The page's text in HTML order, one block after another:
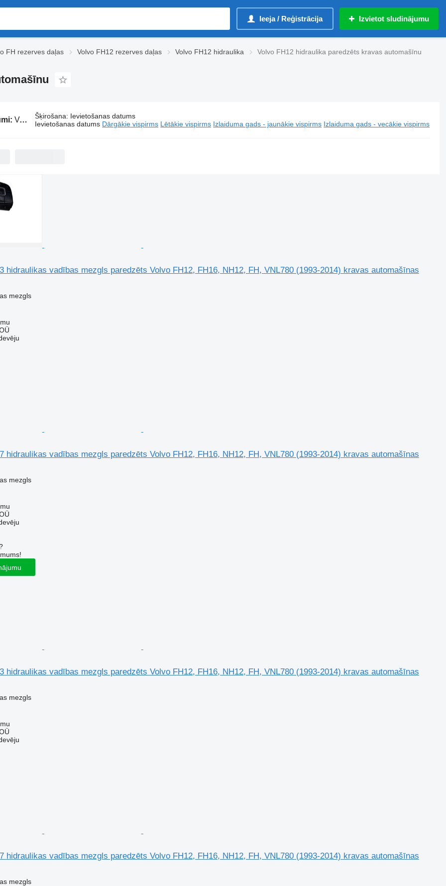
Ieeja / Reģistrācija Izvietot sludinājumu
FH rezerves daļas Volvo FH12 rezerves daļas Volvo FH12 hidraulika Volvo FH12 hidraulika paredzēts kravas automašīnu
Volvo FH12 hidraulika paredzēts kravas automašīnu Šķirošana: Ievietošanas datums
Ievietošanas datums Dārgākie vispirms Lētākie vispirms Izlaiduma gads - jaunākie vispirms Izlaiduma gads - vecākie vispirms
hidraulikas vadības mezgls paredzēts Volvo FH12, FH16, NH12, FH, VNL780 (1993-2014) kravas automašīnas
mezgls
hidraulikas vadības mezgls paredzēts Volvo FH12, FH16, NH12, FH, VNL780 (1993-2014) kravas automašīnas
mezgls
hidraulikas vadības mezgls paredzēts Volvo FH12, FH16, NH12, FH, VNL780 (1993-2014) kravas automašīnas
mezgls
hidraulikas vadības mezgls paredzēts Volvo FH12, FH16, NH12, FH, VNL780 (1993-2014) kravas automašīnas
mezgls